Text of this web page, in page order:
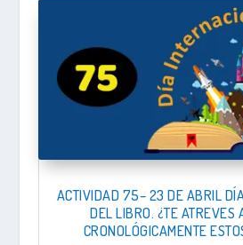
ACTIVIDAD 75– 23 DE ABRIL
DEL LIBRO. ¿TE ATREVES
CRONOLÓGICAMENTE